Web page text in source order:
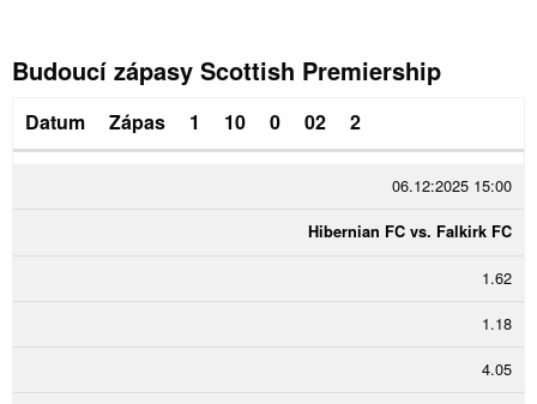
Budoucí zápasy Scottish Premiership
Datum Zápas 1 10 0 02 2
06.12:2025 15:00
Hibernian FC vs. Falkirk FC
1.62
1.18
4.05